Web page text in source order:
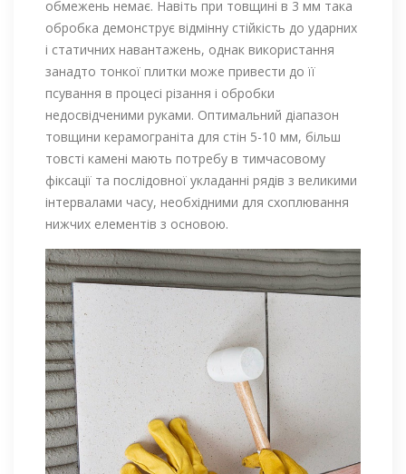
обмежень немає. Навіть при товщині в 3 мм така
обробка демонструє відмінну стійкість до ударних
і статичних навантажень, однак використання
занадто тонкої плитки може привести до її
псування в процесі різання і обробки
недосвідченими руками. Оптимальний діапазон
товщини керамограніта для стін 5-10 мм, більш
товсті камені мають потребу в тимчасовому
фіксації та послідовної укладанні рядів з великими
інтервалами часу, необхідними для схоплювання
нижчих елементів з основою.